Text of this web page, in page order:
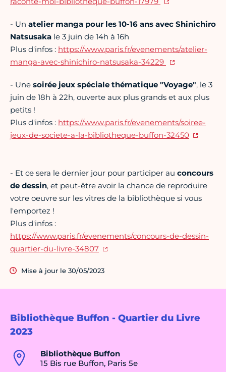
Bibliothèque Buffon - Quartier du Livre
2023
Bibliothèque Buffon
15 Bis rue Buffon, Paris 5e
- Un atelier manga pour les 10-16 ans avec Shinichiro
Natsusaka le 3 juin de 14h à 16h
Plus d'infos : https://www.paris.fr/evenements/atelier-
manga-avec-shinichiro-natsusaka-34229
- Une soirée jeux spéciale thématique "Voyage", le 3
juin de 18h à 22h, ouverte aux plus grands et aux plus
petits !
Plus d'infos : https://www.paris.fr/evenements/soiree-
jeux-de-societe-a-la-bibliotheque-buffon-32450
- Et ce sera le dernier jour pour participer au concours
de dessin, et peut-être avoir la chance de reproduire
votre oeuvre sur les vitres de la bibliothèque si vous
l'emportez !
Plus d'infos :
https://www.paris.fr/evenements/concours-de-dessin-
quartier-du-livre-34807
Mise à jour le 30/05/2023